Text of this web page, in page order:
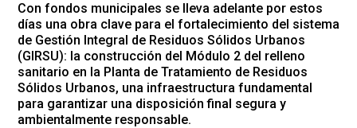
Con fondos municipales se lleva adelante por estos
días una obra clave para el fortalecimiento del sistema
de Gestión Integral de Residuos Sólidos Urbanos
(GIRSU): la construcción del Módulo 2 del relleno
sanitario en la Planta de Tratamiento de Residuos
Sólidos Urbanos, una infraestructura fundamental
para garantizar una disposición final segura y
ambientalmente responsable.